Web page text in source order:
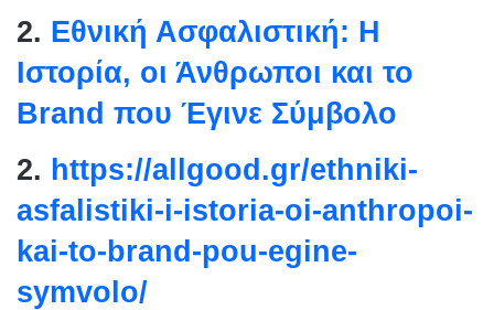
2. Εθνική Ασφαλιστική: Η
Ιστορία, οι Άνθρωποι και το
Brand που Έγινε Σύμβολο
2. https://allgood.gr/ethniki-
asfalistiki-i-istoria-oi-anthropoi-
kai-to-brand-pou-egine-
symvolo/